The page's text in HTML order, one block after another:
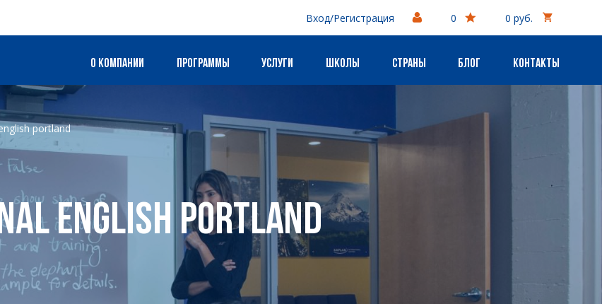
Вход/Регистрация 0 0 руб.
О компании Программы Услуги Школы Страны Блог Контакты
portland
English Portland